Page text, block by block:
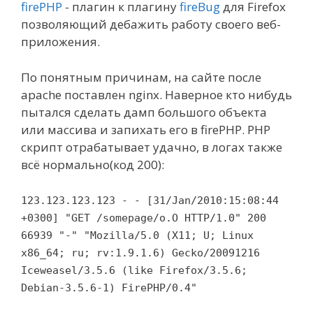
firePHP - плагин к плагинуfireBugдля Firefox
позволяющий дебажить работу своего веб-
приложения.
По понятным причинам, на сайте после
apache поставлен nginx. Наверное кто нибудь
пытался сделать дамп большого объекта
или массива и запихать его в firePHP. PHP
скрипт отрабатывает удачно, в логах также
всё нормально(код 200):
123.123.123.123 - - [31/Jan/2010:15:08:44
+0300] "GET /somepage/o.O HTTP/1.0" 200
66939 "-" "Mozilla/5.0 (X11; U; Linux
x86_64; ru; rv:1.9.1.6) Gecko/20091216
Iceweasel/3.5.6 (like Firefox/3.5.6;
Debian-3.5.6-1) FirePHP/0.4"